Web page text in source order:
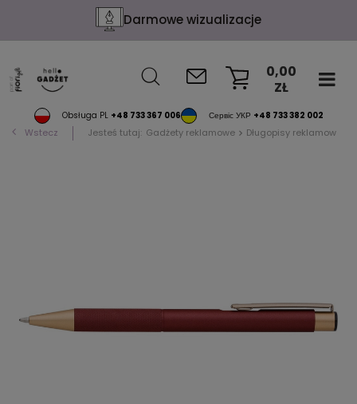
Darmowe wizualizacje
Obsługa PL +48 733 367 006 Сервіс УКР +48 733 382 002
0,00
ZŁ
Wstecz Jesteś tutaj: Gadżety reklamowe Długopisy reklamowe